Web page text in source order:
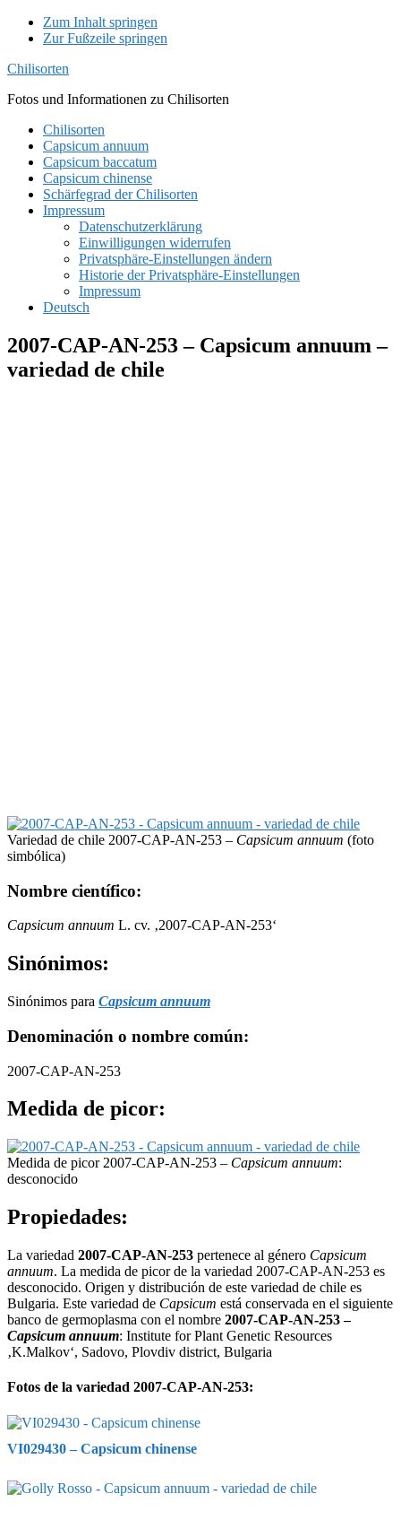
Zum Inhalt springen
Zur Fußzeile springen
Chilisorten
Fotos und Informationen zu Chilisorten
Chilisorten
Capsicum annuum
Capsicum baccatum
Capsicum chinense
Schärfegrad der Chilisorten
Impressum
Datenschutzerklärung
Einwilligungen widerrufen
Privatsphäre-Einstellungen ändern
Historie der Privatsphäre-Einstellungen
Impressum
Deutsch
2007-CAP-AN-253 – Capsicum annuum –
variedad de chile
Variedad de chile 2007-CAP-AN-253 – Capsicum annuum (foto
simbólica)
Nombre científico:
Capsicum annuum L. cv. ‚2007-CAP-AN-253‘
Sinónimos:
Sinónimos para Capsicum annuum
Denominación o nombre común:
2007-CAP-AN-253
Medida de picor:
Medida de picor 2007-CAP-AN-253 – Capsicum annuum:
desconocido
Propiedades:
La variedad 2007-CAP-AN-253 pertenece al género Capsicum
annuum. La medida de picor de la variedad 2007-CAP-AN-253 es
desconocido. Origen y distribución de este variedad de chile es
Bulgaria. Este variedad de Capsicum está conservada en el siguiente
banco de germoplasma con el nombre 2007-CAP-AN-253 –
Capsicum annuum: Institute for Plant Genetic Resources
‚K.Malkov‘, Sadovo, Plovdiv district, Bulgaria
Fotos de la variedad 2007-CAP-AN-253:
VI029430 – Capsicum chinense